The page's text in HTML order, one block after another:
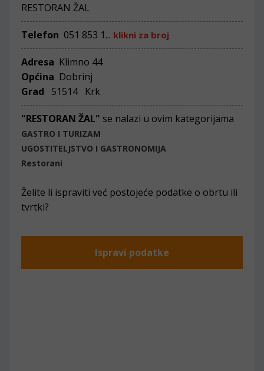
RESTORAN ŽAL
Telefon 051 853 1... klikni za broj
Adresa Klimno 44
Općina Dobrinj
Grad
51514 Krk
"RESTORAN ŽAL" se nalazi u ovim kategorijama
GASTRO I TURIZAM
UGOSTITELJSTVO I GASTRONOMIJA
Restorani
Želite li ispraviti već postojeće podatke o obrtu ili
tvrtki?
Ispravi podatke